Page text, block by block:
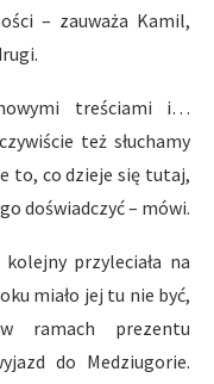
– zauważa Kamil,
treściami i…
też słuchamy
to, co dzieje się tutaj,
doświadczyć – mówi.
przyleciała na
miało jej tu nie być,
prezentu
do Medziugorie.